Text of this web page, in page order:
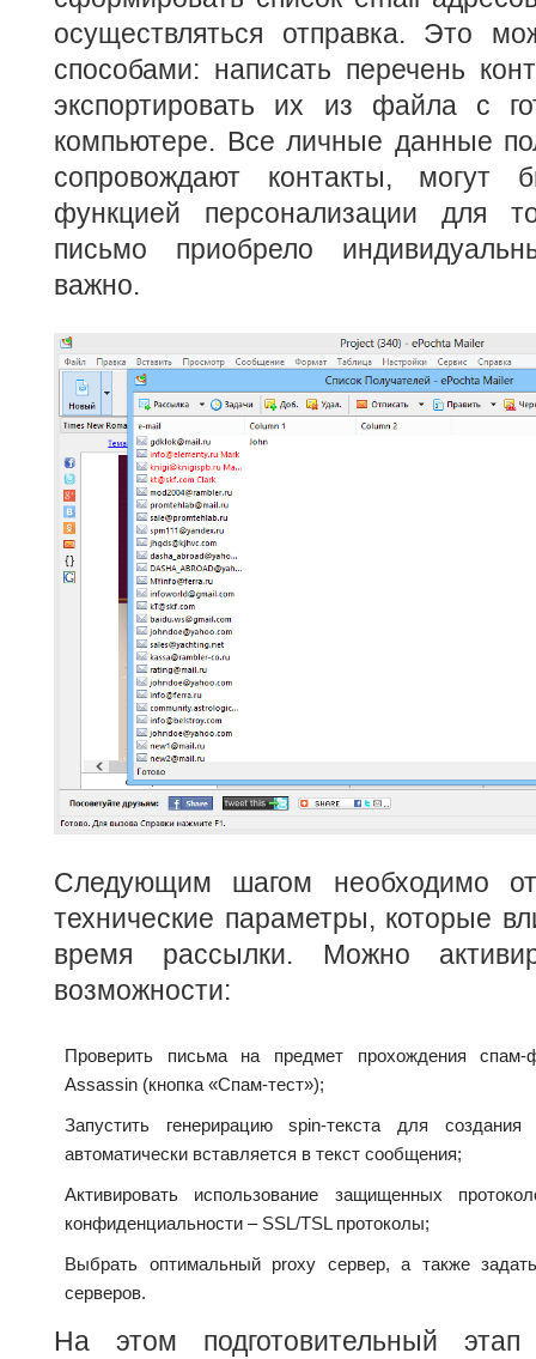
осуществляться отправка. Это
способами: написать перечень
экспортировать их из файла с
компьютере. Все личные данные
сопровождают контакты, могут
функцией персонализации для
письмо приобрело
важно.
Следующим шагом необходимо
технические параметры, которые
время рассылки. Можно
возможности:
Проверить письма на предмет прохождения
Assassin (кнопка «Спам-тест»);
Запустить генерирацию spin-текста для создания
автоматически вставляется в текст сообщения;
Активировать использование защищенных
конфиденциальности – SSL/TSL протоколы;
Выбрать оптимальный proxy сервер, а также
серверов.
На этом подготовительный